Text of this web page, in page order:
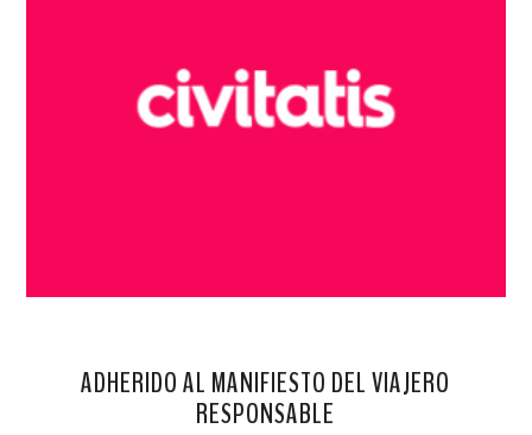
ADHERIDO AL MANIFIESTO DEL VIAJERO
RESPONSABLE